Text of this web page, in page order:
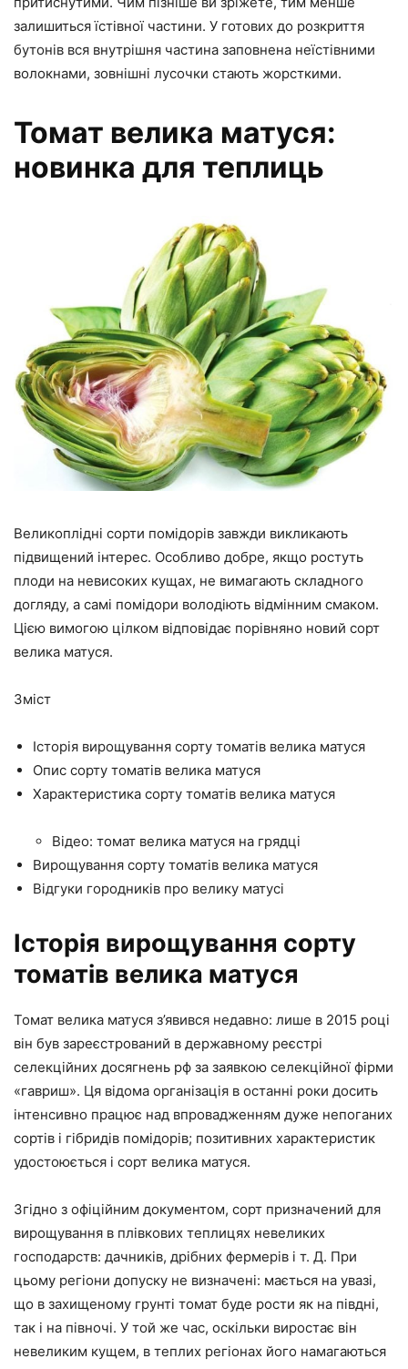
залишиться їстівної частини. У готових до розкриття
бутонів вся внутрішня частина заповнена неїстівними
волокнами, зовнішні лусочки стають жорсткими.
Томат велика матуся:
новинка для теплиць
Великоплідні сорти помідорів завжди викликають
підвищений інтерес. Особливо добре, якщо ростуть
плоди на невисоких кущах, не вимагають складного
догляду, а самі помідори володіють відмінним смаком.
Цією вимогою цілком відповідає порівняно новий сорт
велика матуся.
Зміст
Історія вирощування сорту томатів велика матуся
Опис сорту томатів велика матуся
Характеристика сорту томатів велика матуся
Відео: томат велика матуся на грядці
Вирощування сорту томатів велика матуся
Відгуки городників про велику матусі
Історія вирощування сорту
томатів велика матуся
Томат велика матуся з’явився недавно: лише в 2015 році
він був зареєстрований в державному реєстрі
селекційних досягнень рф за заявкою селекційної фірми
«гавриш». Ця відома організація в останні роки досить
інтенсивно працює над впровадженням дуже непоганих
сортів і гібридів помідорів; позитивних характеристик
удостоюється і сорт велика матуся.
Згідно з офіційним документом, сорт призначений для
вирощування в плівкових теплицях невеликих
господарств: дачників, дрібних фермерів і т. Д. При
цьому регіони допуску не визначені: мається на увазі,
що в захищеному грунті томат буде рости як на півдні,
так і на півночі. У той же час, оскільки виростає він
невеликим кущем, в теплих регіонах його намагаються